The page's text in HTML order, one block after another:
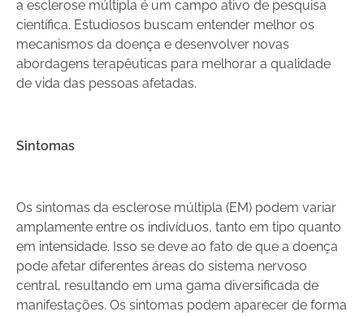
a esclerose múltipla é um campo ativo de pesquisa
científica. Estudiosos buscam entender melhor os
mecanismos da doença e desenvolver novas
abordagens terapêuticas para melhorar a qualidade
de vida das pessoas afetadas.
Sintomas
Os sintomas da esclerose múltipla (EM) podem variar
amplamente entre os indivíduos, tanto em tipo quanto
em intensidade. Isso se deve ao fato de que a doença
pode afetar diferentes áreas do sistema nervoso
central, resultando em uma gama diversificada de
manifestações. Os sintomas podem aparecer de forma